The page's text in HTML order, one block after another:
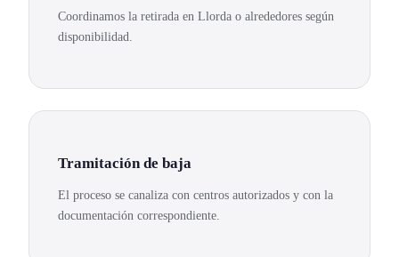
Coordinamos la retirada en Llorda o alrededores según
disponibilidad.
Tramitación de baja
El proceso se canaliza con centros autorizados y con la
documentación correspondiente.